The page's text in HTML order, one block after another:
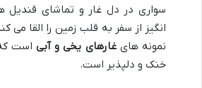
سواری در دل غار و تماشای
انگیز از سفر به قلب زمین را القا می
نمونه هایغارهای یخی و آبی است
خنک و دلپذیر است.